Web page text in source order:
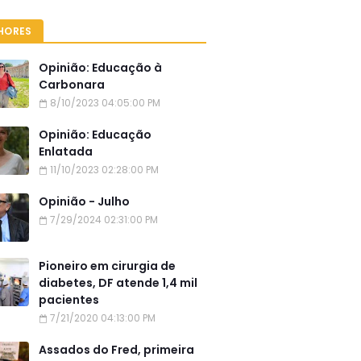
Opinião: Educação à
Carbonara
8/10/2023 04:05:00 PM
Opinião: Educação
Enlatada
11/10/2023 02:28:00 PM
Opinião - Julho
7/29/2024 02:31:00 PM
Pioneiro em cirurgia de
diabetes, DF atende 1,4 mil
pacientes
7/21/2020 04:13:00 PM
Assados do Fred, primeira